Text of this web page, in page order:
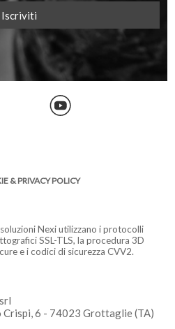
& PRIVACY POLICY
Nexi utilizzano i protocolli
SSL-TLS, la procedura 3D
e i codici di sicurezza CVV2.
Crispi, 6 - 74023 Grottaglie (TA)